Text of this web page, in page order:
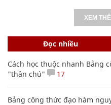
XEM
Đọc nhiều
Cách học thuộc nhanh Bảng
"thần chú"
17
Bảng công thức đạo hàm